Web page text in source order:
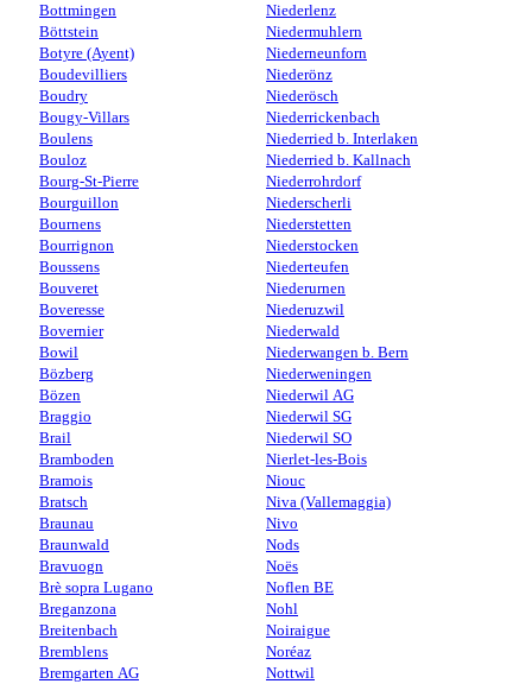
Bottmingen
Böttstein
Botyre (Ayent)
Boudevilliers
Boudry
Bougy-Villars
Boulens
Bouloz
Bourg-St-Pierre
Bourguillon
Bournens
Bourrignon
Boussens
Bouveret
Boveresse
Bovernier
Bowil
Bözberg
Bözen
Braggio
Brail
Bramboden
Bramois
Bratsch
Braunau
Braunwald
Bravuogn
Brè sopra Lugano
Breganzona
Breitenbach
Bremblens
Bremgarten AG
Niederlenz
Niedermuhlern
Niederneunforn
Niederönz
Niederösch
Niederrickenbach
Niederried b. Interlaken
Niederried b. Kallnach
Niederrohrdorf
Niederscherli
Niederstetten
Niederstocken
Niederteufen
Niederurnen
Niederuzwil
Niederwald
Niederwangen b. Bern
Niederweningen
Niederwil AG
Niederwil SG
Niederwil SO
Nierlet-les-Bois
Niouc
Niva (Vallemaggia)
Nivo
Nods
Noës
Noflen BE
Nohl
Noiraigue
Noréaz
Nottwil